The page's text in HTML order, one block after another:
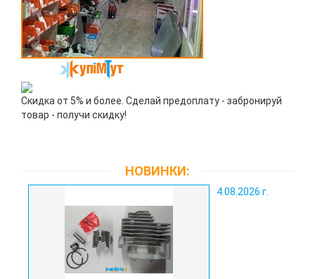
Скидка от 5% и более. Сделай предоплату - забронируй
товар - получи скидку!
НОВИНКИ:
4.08.2026 г.